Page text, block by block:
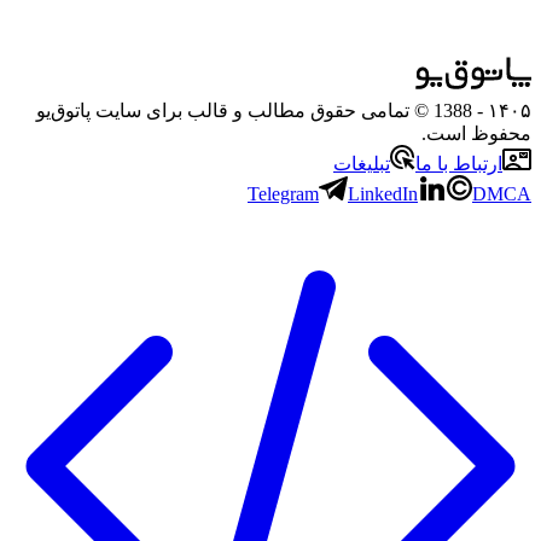
۱۴۰۵
- 1388 © تمامی حقوق مطالب و قالب برای سایت پاتوق‌یو
محفوظ است.
ارتباط با ما
تبلیغات
Telegram
LinkedIn DMCA